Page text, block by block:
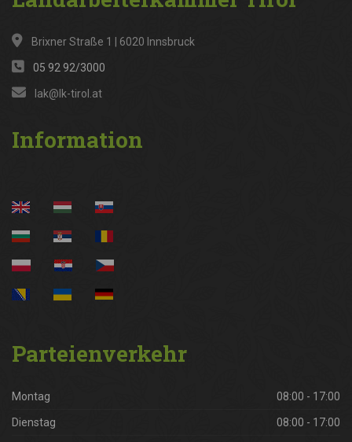
Brixner Straße 1 | 6020 Innsbruck
05 92 92/3000
lak@lk-tirol.at
Information
Parteienverkehr
Montag 08:00 - 17:00
Dienstag 08:00 - 17:00